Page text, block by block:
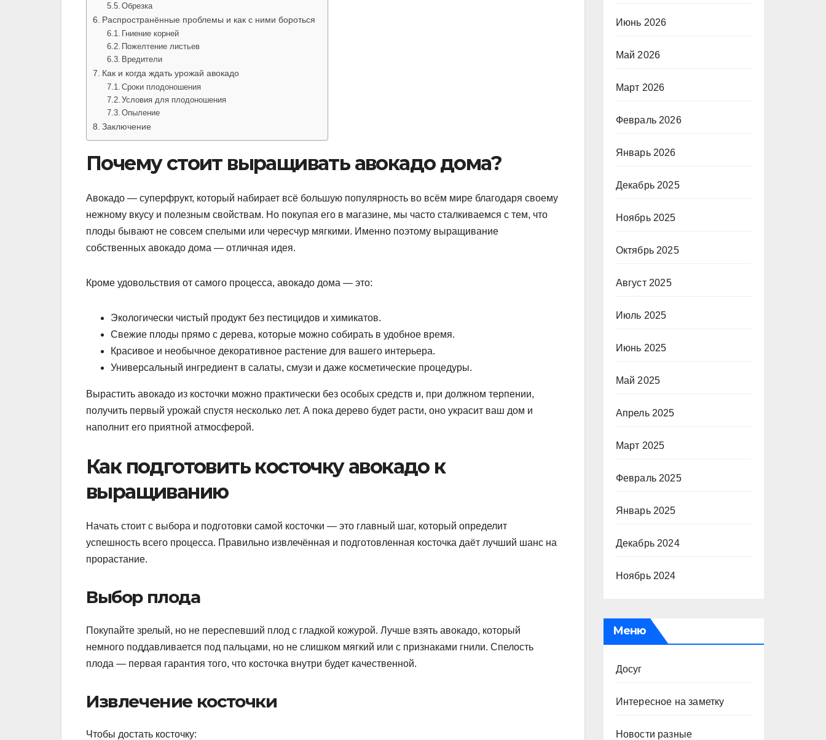
Обрезка
Распространённые проблемы и как с ними бороться
Гниение корней
Пожелтение листьев
Вредители
Как и когда ждать урожай авокадо
Сроки плодоношения
Условия для плодоношения
Опыление
Заключение
Почему стоит выращивать авокадо дома?
Авокадо — суперфрукт, который набирает всё большую популярность во всём мире благодаря своему
нежному вкусу и полезным свойствам. Но покупая его в магазине, мы часто сталкиваемся с тем, что
плоды бывают не совсем спелыми или чересчур мягкими. Именно поэтому выращивание
собственных авокадо дома — отличная идея.
Кроме удовольствия от самого процесса, авокадо дома — это:
Экологически чистый продукт без пестицидов и химикатов.
Свежие плоды прямо с дерева, которые можно собирать в удобное время.
Красивое и необычное декоративное растение для вашего интерьера.
Универсальный ингредиент в салаты, смузи и даже косметические процедуры.
Вырастить авокадо из косточки можно практически без особых средств и, при должном терпении,
получить первый урожай спустя несколько лет. А пока дерево будет расти, оно украсит ваш дом и
наполнит его приятной атмосферой.
Как подготовить косточку авокадо к
выращиванию
Начать стоит с выбора и подготовки самой косточки — это главный шаг, который определит
успешность всего процесса. Правильно извлечённая и подготовленная косточка даёт лучший шанс на
прорастание.
Выбор плода
Покупайте зрелый, но не переспевший плод с гладкой кожурой. Лучше взять авокадо, который
немного поддавливается под пальцами, но не слишком мягкий или с признаками гнили. Спелость
плода — первая гарантия того, что косточка внутри будет качественной.
Извлечение косточки
Чтобы достать косточку:
Июнь 2026
Май 2026
Март 2026
Февраль 2026
Январь 2026
Декабрь 2025
Ноябрь 2025
Октябрь 2025
Август 2025
Июль 2025
Июнь 2025
Май 2025
Апрель 2025
Март 2025
Февраль 2025
Январь 2025
Декабрь 2024
Ноябрь 2024
Меню
Досуг
Интересное на заметку
Новости разные